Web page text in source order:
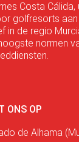
Costa Cálida,
golfresorts aan
in de regio
normen
ONS OP
de Alhama